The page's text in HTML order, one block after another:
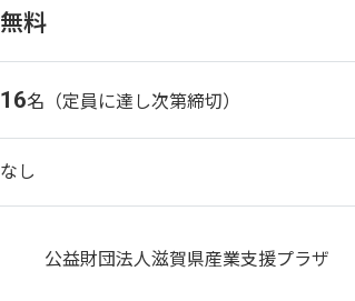
無料
16名（定員に達し次第締切）
なし
公益財団法人滋賀県産業支援プラザ